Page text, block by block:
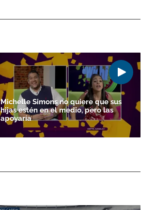
Michelle Simons no quiere que sus
hijas estén en el medio, pero las
apoyaría